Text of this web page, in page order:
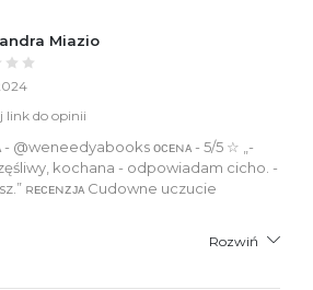
Miazio
link do opinii
- @weneedyabooks ᴏᴄᴇɴᴀ - 5/5 ☆ „-
kochana - odpowiadam cicho. -
ʀᴇᴄᴇɴᴢᴊᴀ Cudowne uczucie
Rozwiń